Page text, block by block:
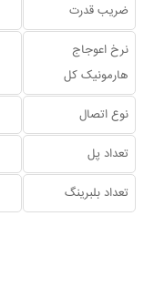
ضریب قدرت
نرخ اعوجاج
هارمونیک کل
نوع اتصال
تعداد پل
تعداد بلبرینگ